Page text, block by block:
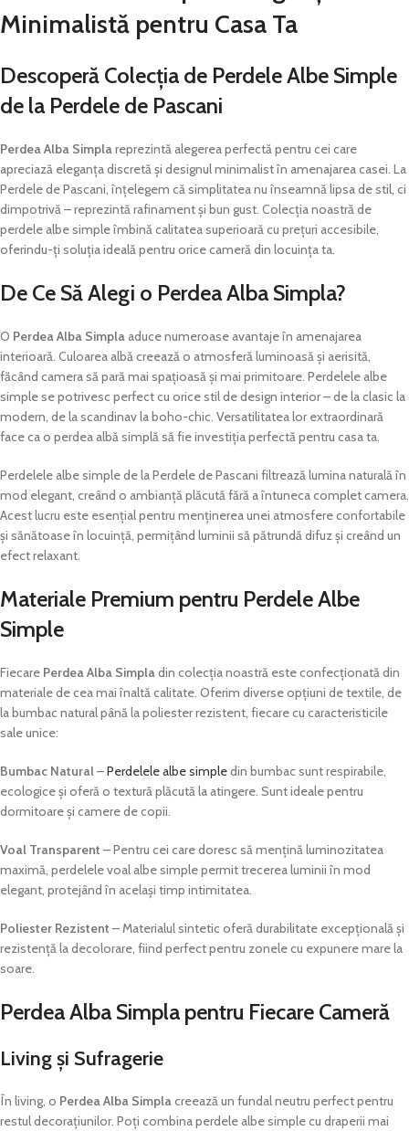
Minimalistă pentru Casa Ta
Descoperă Colecția de Perdele Albe Simple
de la Perdele de Pascani
Perdea Alba Simplareprezintă alegerea perfectă pentru cei care
apreciază eleganța discretă și designul minimalist în amenajarea casei. La
Perdele de Pascani, înțelegem că simplitatea nu înseamnă lipsa de stil, ci
dimpotrivă – reprezintă rafinament și bun gust. Colecția noastră de
perdele albe simple îmbină calitatea superioară cu prețuri accesibile,
oferindu-ți soluția ideală pentru orice cameră din locuința ta.
De Ce Să Alegi o Perdea Alba Simpla?
O Perdea Alba Simpla aduce numeroase avantaje în amenajarea
interioară. Culoarea albă creează o atmosferă luminoasă și aerisită,
făcând camera să pară mai spațioasă și mai primitoare. Perdelele albe
simple se potrivesc perfect cu orice stil de design interior – de la clasic la
modern, de la scandinav la boho-chic. Versatilitatea lor extraordinară
face ca o perdea albă simplă să fie investiția perfectă pentru casa ta.
Perdelele albe simple de la Perdele de Pascani filtrează lumina naturală în
mod elegant, creând o ambianță plăcută fără a întuneca complet camera.
Acest lucru este esențial pentru menținerea unei atmosfere confortabile
și sănătoase în locuință, permițând luminii să pătrundă difuz și creând un
efect relaxant.
Materiale Premium pentru Perdele Albe
Simple
Fiecare Perdea Alba Simpladin colecția noastră este confecționată din
materiale de cea mai înaltă calitate. Oferim diverse opțiuni de textile, de
la bumbac natural până la poliester rezistent, fiecare cu caracteristicile
sale unice:
Bumbac Natural–Perdelele albe simpledin bumbac sunt respirabile,
ecologice și oferă o textură plăcută la atingere. Sunt ideale pentru
dormitoare și camere de copii.
Voal Transparent – Pentru cei care doresc să mențină luminozitatea
maximă, perdelele voal albe simple permit trecerea luminii în mod
elegant, protejând în același timp intimitatea.
Poliester Rezistent – Materialul sintetic oferă durabilitate excepțională și
rezistență la decolorare, fiind perfect pentru zonele cu expunere mare la
soare.
Perdea Alba Simpla pentru Fiecare Cameră
Living și Sufragerie
În living, o Perdea Alba Simplacreează un fundal neutru perfect pentru
restul decorațiunilor. Poți combina perdele albe simple cu draperii mai